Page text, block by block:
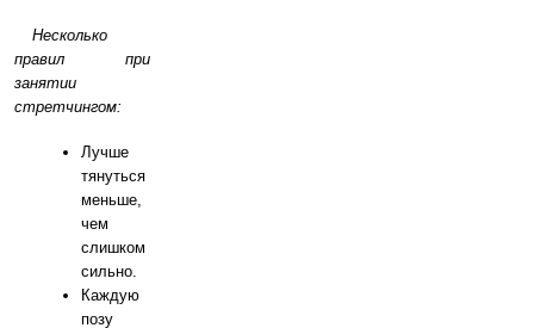
Несколько
правил при
занятии
стретчингом:
Лучше
тянуться
меньше,
чем
слишком
сильно.
Каждую
позу